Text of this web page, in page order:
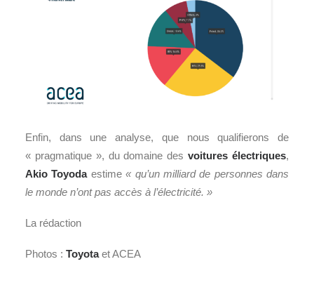
Enfin, dans une analyse, que nous qualifierons de
« pragmatique », du domaine desvoitures électriques,
Akio Toyodaestime« qu’un milliard de personnes dans
le monde n’ont pas accès à l’électricité. »
La rédaction
Photos : Toyotaet ACEA